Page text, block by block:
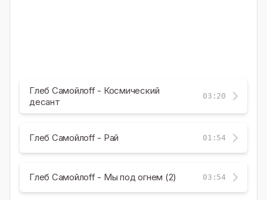
Глеб Самойлоff - Космический
десант
03:20
Глеб Самойлоff - Рай 01:54
Глеб Самойлоff - Мы под огнем (2) 03:54